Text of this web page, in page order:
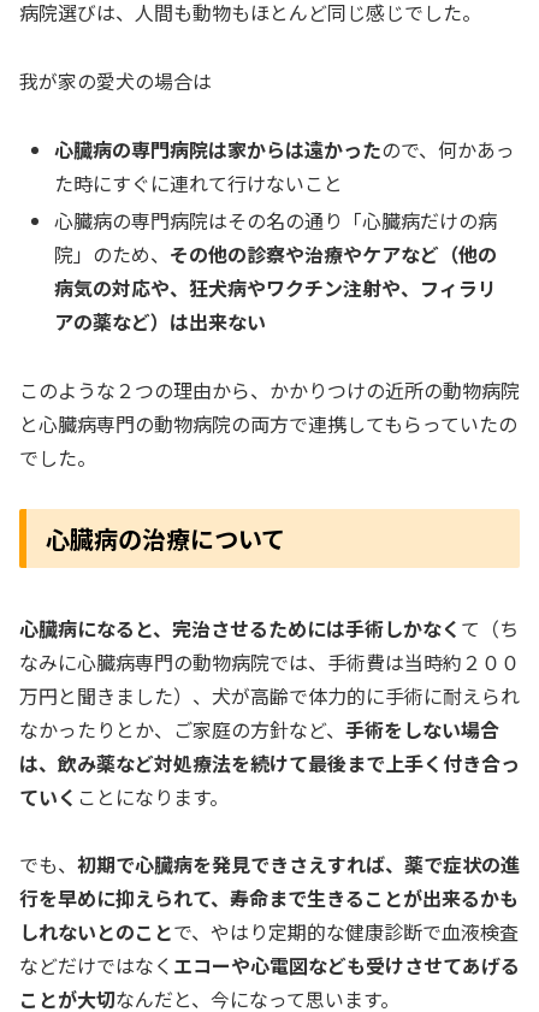
病院選びは、人間も動物もほとんど同じ感じでした。
我が家の愛犬の場合は
心臓病の専門病院は家からは遠かったので、何かあっ
た時にすぐに連れて行けないこと
心臓病の専門病院はその名の通り「心臓病だけの病
院」のため、 その他の診察や治療やケアなど（他の
病気の対応や、狂犬病やワクチン注射や、フィラリ
アの薬など）は出来ない
このような２つの理由から、かかりつけの近所の動物病院
と心臓病専門の動物病院の両方で連携してもらっていたの
でした。
心臓病の治療について
心臓病になると、完治させるためには手術しかなく て（ち
なみに心臓病専門の動物病院では、手術費は当時約２００
万円と聞きました）、犬が高齢で体力的に手術に耐えられ
なかったりとか、ご家庭の方針など、 手術をしない場合
は、飲み薬など対処療法を続けて最後まで上手く付き合っ
ていく ことになります。
でも、 初期で心臓病を発見できさえすれば、薬で症状の進
行を早めに抑えられて、寿命まで生きることが出来るかも
しれないとのことで、やはり定期的な健康診断で血液検査
などだけではなく エコーや心電図なども受けさせてあげる
ことが大切なんだと、今になって思います。